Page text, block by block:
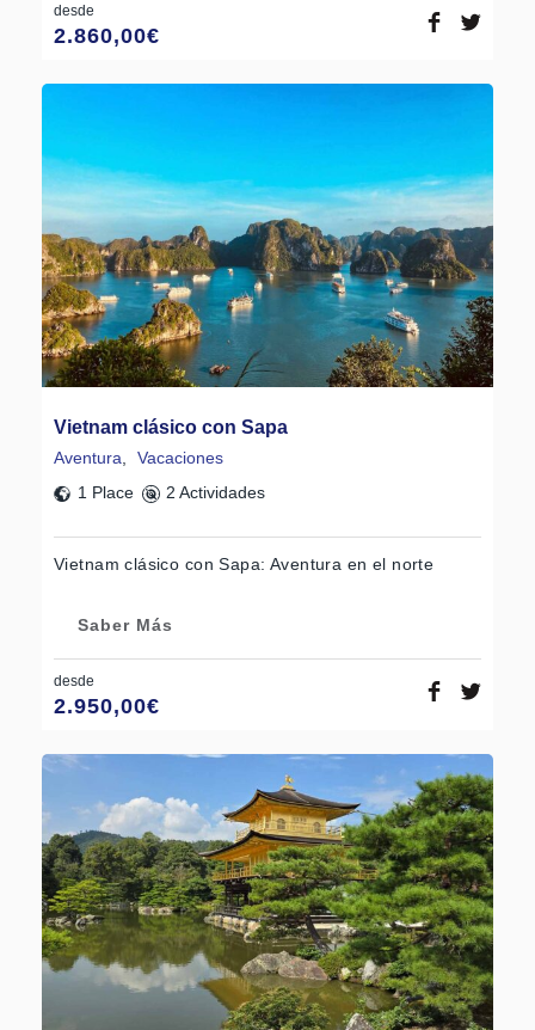
desde
2.860,00€
Vietnam clásico con Sapa
Aventura,
Vacaciones
1 Place
2 Actividades
Vietnam clásico con Sapa: Aventura en el norte
Saber Más
desde
2.950,00€